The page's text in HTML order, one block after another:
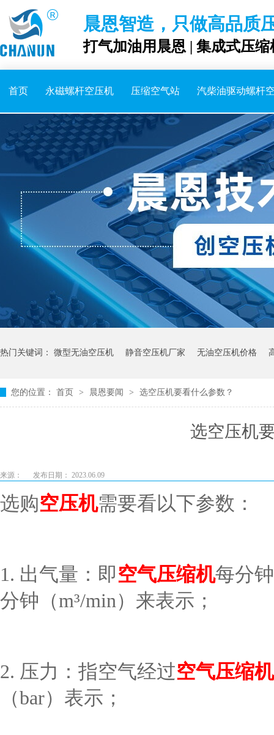
晨恩智造，只做高品质
打气加油用晨恩 | 集成式压
首页 永磁螺杆空压机 压缩空气站 汽柴油驱动螺杆
热门关键词： 微型无油空压机 静音空压机厂家 无油空压机价格
您的位置： 首页 > 晨恩要闻 > 选空压机要看什么参数？
选空压机
来源： 发布日期： 2023.06.09
选购空压机需要看以下参数：
1. 出气量：即空气压缩机每分
分钟（m³/min）来表示；
2. 压力：指空气经过空气压缩机
（bar）表示；